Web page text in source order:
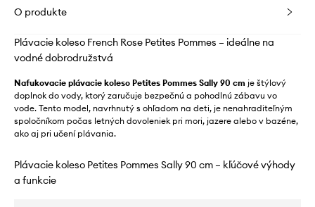
O produkte
Plávacie koleso French Rose Petites Pommes – ideálne na
vodné dobrodružstvá
Nafukovacie plávacie koleso Petites Pommes Sally 90 cm je štýlový
doplnok do vody, ktorý zaručuje bezpečnú a pohodlnú zábavu vo
vode. Tento model, navrhnutý s ohľadom na deti, je nenahraditeľným
spoločníkom počas letných dovoleniek pri mori, jazere alebo v bazéne,
ako aj pri učení plávania.
Plávacie koleso Petites Pommes Sally 90 cm – kľúčové výhody
a funkcie